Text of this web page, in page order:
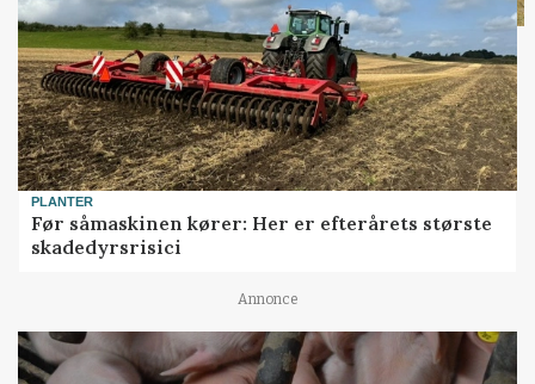
PLANTER
Før såmaskinen kører: Her er efterårets største
skadedyrsrisici
Annonce